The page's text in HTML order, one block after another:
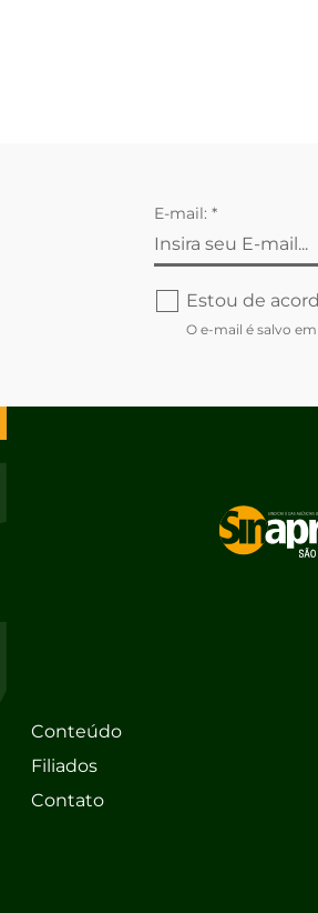
E-mail: *
Estou de
O e-mail é salvo
Conteúdo
Filiados
Contato